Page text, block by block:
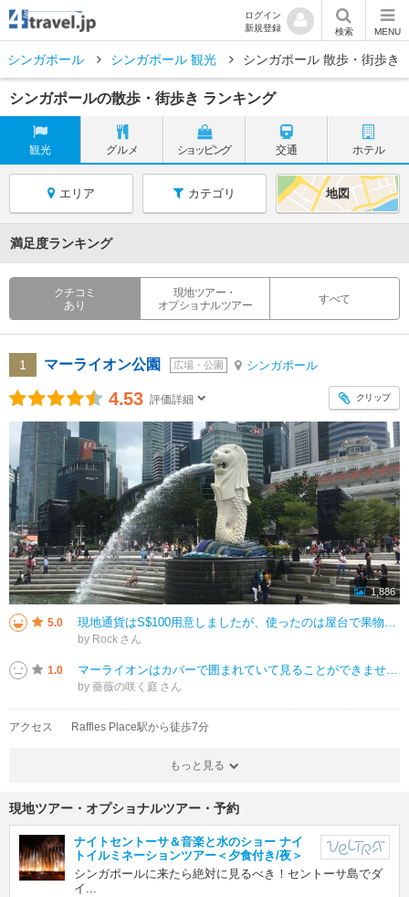
ログイン
新規登録
検索 MENU
シンガポール シンガポール 観光 シンガポール 散歩・街歩き
シンガポールの散歩・街歩き ランキング
観光 グルメ ショッピング 交通 ホテル
エリア カテゴリ 地図
満足度ランキング
クチコミ
あり
現地ツアー・
オプショナルツアー
すべて
1 マーライオン公園 広場・公園 シンガポール
4.53 評価詳細 クリップ
1,886
5.0 現地通貨はS$100用意しましたが、使ったのは屋台で果物を買った時だけS$3。 MRTやバスはGoogleMapで検索して乗降時にクレジットカード決済。自動販売機もクレジットカード。お買い物も基本的にクレジットカード。今
by Rock
1.0 マーライオンはカバーで囲まれていて見ることができません。修繕予定の発表はわずかその2週間だったので、航空券もホテルも取ってあり、日程変更はできませんでした。12月まで見られません。もう少し早く発表してほしいと思いました。ベ
by 薔薇の咲く庭
アクセス Raffles Place駅から徒歩7分
もっと見る
現地ツアー・オプショナルツアー・予約
ナイトセントーサ＆音楽と水のショー ナイ
トイルミネーションツアー＜夕食付き/夜＞
シンガポールに来たら絶対に見るべき！セントーサ島でダ
イ...